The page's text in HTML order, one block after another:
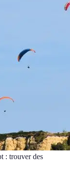
: trouver des